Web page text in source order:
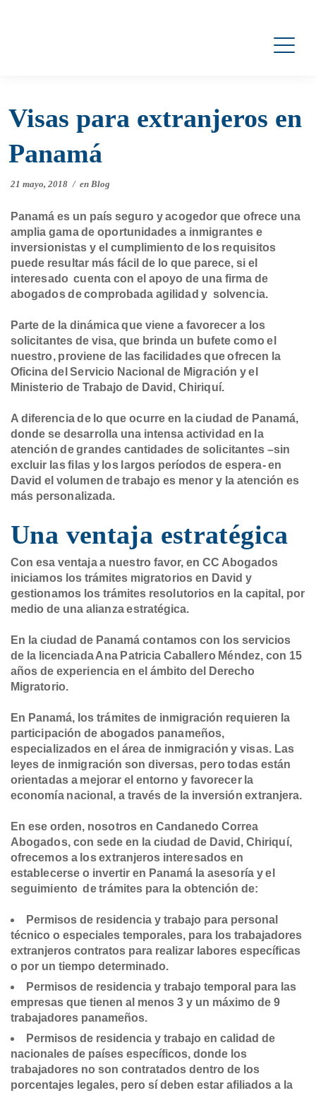
Visas para extranjeros en
Panamá
21 mayo, 2018 / en Blog
Panamá es un país seguro y acogedor que ofrece una
amplia gama de oportunidades a inmigrantes e
inversionistas y el cumplimiento de los requisitos
puede resultar más fácil de lo que parece, si el
interesado cuenta con el apoyo de una firma de
abogados de comprobada agilidad y solvencia.
Parte de la dinámica que viene a favorecer a los
solicitantes de visa, que brinda un bufete como el
nuestro, proviene de las facilidades que ofrecen la
Oficina del Servicio Nacional de Migración y el
Ministerio de Trabajo de David, Chiriquí.
A diferencia de lo que ocurre en la ciudad de Panamá,
donde se desarrolla una intensa actividad en la
atención de grandes cantidades de solicitantes –sin
excluir las filas y los largos períodos de espera- en
David el volumen de trabajo es menor y la atención es
más personalizada.
Una ventaja estratégica
Con esa ventaja a nuestro favor, en CC Abogados
iniciamos los trámites migratorios en David y
gestionamos los trámites resolutorios en la capital, por
medio de una alianza estratégica.
En la ciudad de Panamá contamos con los servicios
de la licenciada Ana Patricia Caballero Méndez, con 15
años de experiencia en el ámbito del Derecho
Migratorio.
En Panamá, los trámites de inmigración requieren la
participación de abogados panameños,
especializados en el área de inmigración y visas. Las
leyes de inmigración son diversas, pero todas están
orientadas a mejorar el entorno y favorecer la
economía nacional, a través de la inversión extranjera.
En ese orden, nosotros en Candanedo Correa
Abogados, con sede en la ciudad de David, Chiriquí,
ofrecemos a los extranjeros interesados en
establecerse o invertir en Panamá la asesoría y el
seguimiento de trámites para la obtención de:
Permisos de residencia y trabajo para personal
técnico o especiales temporales, para los trabajadores
extranjeros contratos para realizar labores específicas
o por un tiempo determinado.
Permisos de residencia y trabajo temporal para las
empresas que tienen al menos 3 y un máximo de 9
trabajadores panameños.
Permisos de residencia y trabajo en calidad de
nacionales de países específicos, donde los
trabajadores no son contratados dentro de los
porcentajes legales, pero sí deben estar afiliados a la